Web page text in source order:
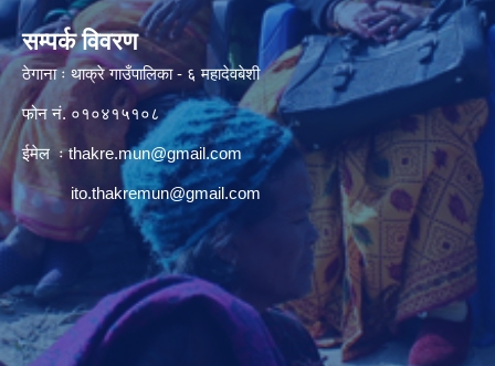
सम्पर्क विवरण
ठेगाना ः थाक्रे गाउँपालिका - ६ महादेवबेशी
फोन नं. ०१०४१५१०८
ईमेल ःthakre.mun@gmail.com
ito.thakremun@gmail.com